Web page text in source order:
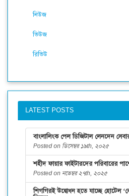
নিউজ
ভিউজ
রিভিউ
LATEST POSTS
বাংলালিংক পেল ডিজিটাল লেনদেন
Posted on ডিসেম্বর ১৯th, ২০২৫
শহীদ ফায়ার ফাইটারদের পরিবারের
Posted on নভেম্বর ২৭th, ২০২৫
শিগগিরই উদ্বোধন হতে যাচ্ছে হোটেল